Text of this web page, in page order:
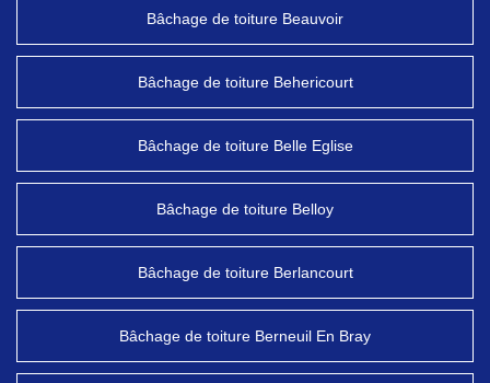
Bâchage de toiture Beauvoir
Bâchage de toiture Behericourt
Bâchage de toiture Belle Eglise
Bâchage de toiture Belloy
Bâchage de toiture Berlancourt
Bâchage de toiture Berneuil En Bray